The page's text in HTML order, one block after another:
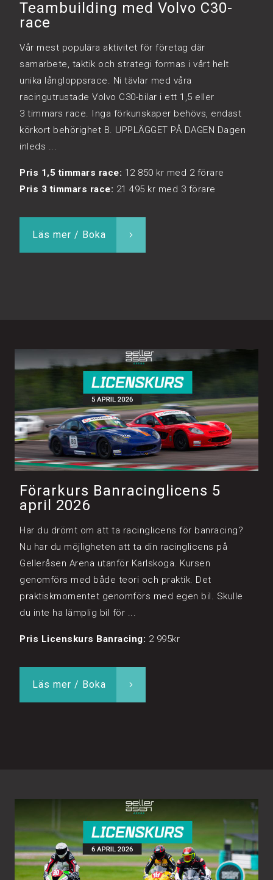
Teambuilding med Volvo C30-
race
Vår mest populära aktivitet för företag där
samarbete, taktik och strategi formas i vårt helt
unika långloppsrace. Ni tävlar med våra
racingutrustade Volvo C30-bilar i ett 1,5 eller
3 timmars race. Inga förkunskaper behövs, endast
körkort behörighet B. UPPLÄGGET PÅ DAGEN Dagen
inleds ...
Pris 1,5 timmars race: 12 850 kr med 2 förare
Pris 3 timmars race: 21 495 kr med 3 förare
Läs mer / Boka
Förarkurs Banracinglicens 5
april 2026
Har du drömt om att ta racinglicens för banracing?
Nu har du möjligheten att ta din racinglicens på
Gelleråsen Arena utanför Karlskoga. Kursen
genomförs med både teori och praktik. Det
praktiskmomentet genomförs med egen bil. Skulle
du inte ha lämplig bil för ...
Pris Licenskurs Banracing: 2 995kr
Läs mer / Boka